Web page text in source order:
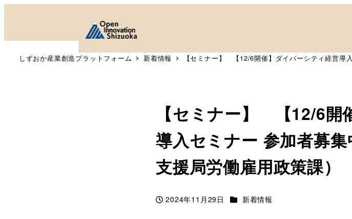
しずおか産業創造プラットフォーム 新着情報 【セミナー】 【12/6開催】ダイバーシティ経営導
【セミナー】 【12/6開
導入セミナー 参加者募
支援局労働雇用政策課）
投稿日
2024年11月29日 カテゴリー
新着情報